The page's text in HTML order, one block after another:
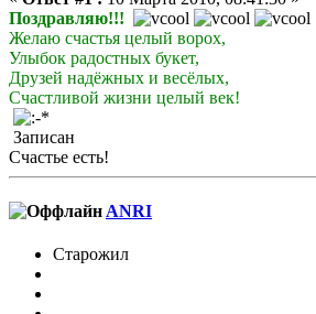
Поздравляю!!!
Желаю счастья целый ворох,
Улыбок радостных букет,
Друзей надёжных и весёлых,
Счастливой жизни целый век!
Записан
Счастье есть!
ANRI
Старожил